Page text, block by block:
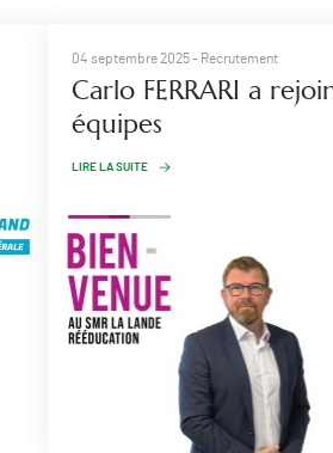
04 septembre 2025- Recrutement
Carlo FERRARI a
équipes
LIRE LA SUITE